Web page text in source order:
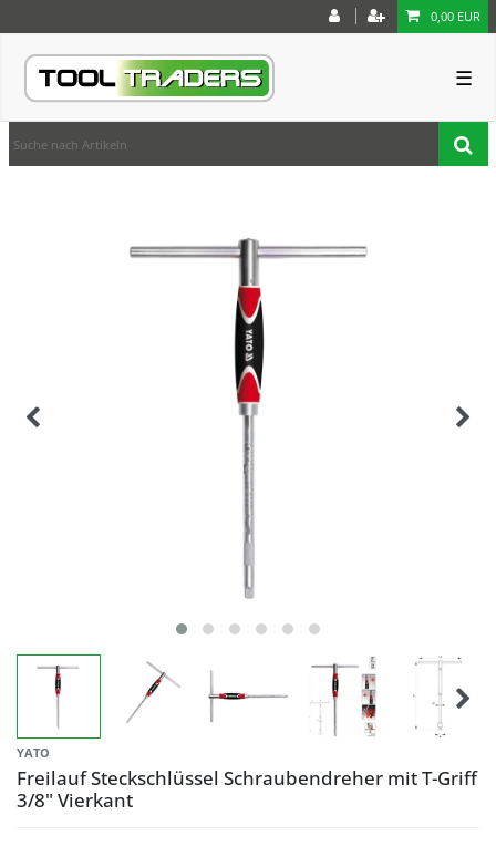
0,00 EUR
☰
YATO
Freilauf Steckschlüssel Schraubendreher mit T-Griff
3/8" Vierkant